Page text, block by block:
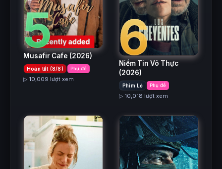
5
Musafir Cafe (2026)
Hoàn tất (8/8) Phụ đề
▷ 10,009 lượt xem
6
Niềm Tin Vô Thực
(2026)
Phim Lẻ Phụ đề
▷ 10,018 lượt xem